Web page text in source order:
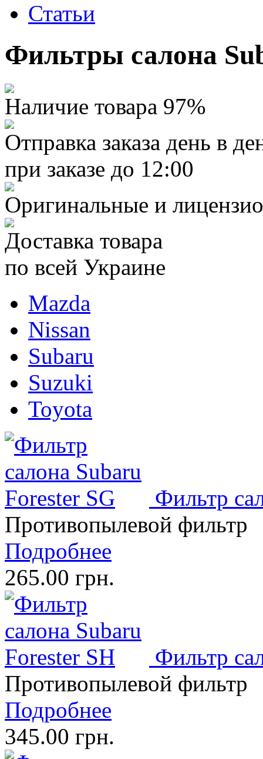
Статьи
Фильтры салона
Наличие товара 97%
Отправка заказа день в
при заказе до 12:00
Оригинальные и
Доставка товара
по всей Украине
Mazda
Nissan
Subaru
Suzuki
Toyota
Фильтр
Противопылевой фильтр
Подробнее
265.00 грн.
Фильтр
Противопылевой фильтр
Подробнее
345.00 грн.